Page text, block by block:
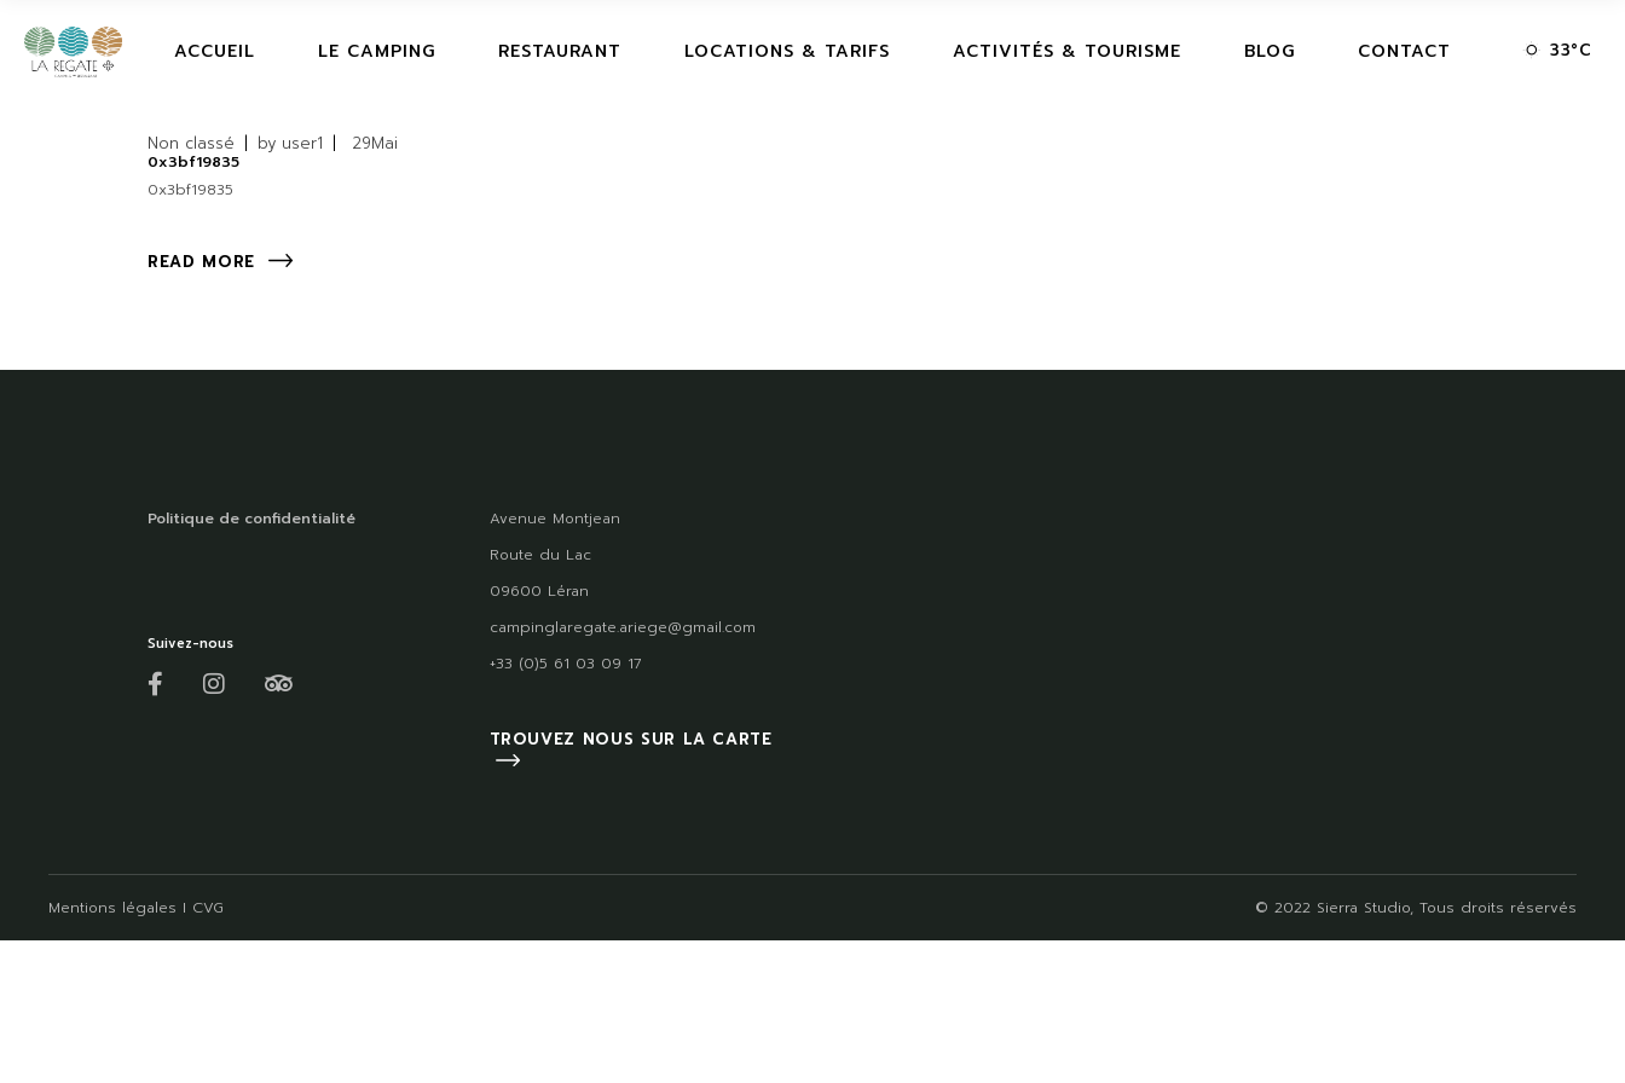
ACCUEIL LE CAMPING RESTAURANT LOCATIONS & TARIFS ACTIVITÉS & TOURISME BLOG CONTACT 33°C
Non classé by user1 29Mai
0x3bf19835
0x3bf19835
READ MORE
Politique de confidentialité
Suivez-nous
Avenue Montjean
Route du Lac
09600 Léran
campinglaregate.ariege@gmail.com
+33 (0)5 61 03 09 17
TROUVEZ NOUS SUR LA CARTE
Mentions légales I CVG © 2022 Sierra Studio, Tous droits réservés